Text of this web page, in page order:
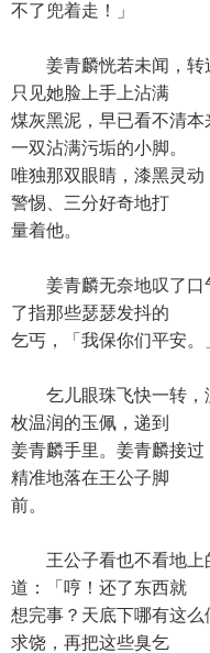
不了兜着走！」
姜青麟恍若未闻，转
只见她脸上手上沾满
煤灰黑泥，早已看不清
一双沾满污垢的小脚。
唯独那双眼睛，漆黑灵
警惕、三分好奇地打
量着他。
姜青麟无奈地叹了口
了指那些瑟瑟发抖的
乞丐，「我保你们平安。
乞儿眼珠飞快一转，
枚温润的玉佩，递到
姜青麟手里。姜青麟接过
精准地落在王公子脚
前。
王公子看也不看地上
道：「哼！还了东西就
想完事？天底下哪有这
求饶，再把这些臭乞